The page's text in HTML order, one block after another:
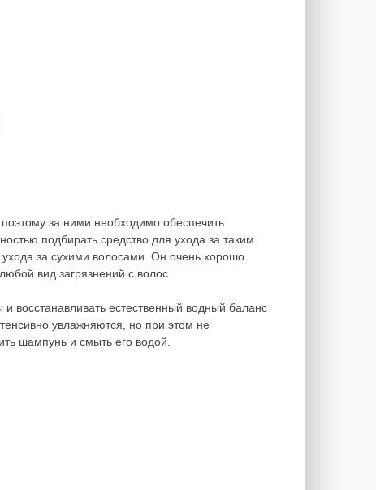
за ними необходимо обеспечить
подбирать средство для ухода за таким
за сухими волосами. Он очень хорошо
вид загрязнений с волос.
восстанавливать естественный водный баланс
увлажняются, но при этом не
шампунь и смыть его водой.